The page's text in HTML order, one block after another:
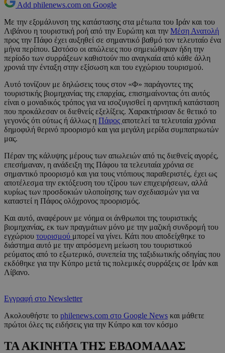
Add philenews.com on Google
Με την εξομάλυνση της κατάστασης στα μέτωπα του Ιράν και του
Λιβάνου η τουριστική ροή από την Ευρώπη και την Μέση Ανατολή
προς την Πάφο έχει αυξηθεί σε σημαντικό βαθμό τον τελευταίο ένα
μήνα περίπου. Ωστόσο οι απώλειες που σημειώθηκαν ήδη την
περίοδο των συρράξεων καθιστούν πιο αναγκαία από κάθε άλλη
χρονιά την ένταξη στην εξίσωση και του εγχώριου τουρισμού.
Αυτό τονίζουν με δηλώσεις τους στον «Φ» παράγοντες της
τουριστικής βιομηχανίας της επαρχίας, επισημαίνοντας ότι αυτός
είναι ο μοναδικός τρόπος για να ισοζυγισθεί η αρνητική κατάσταση
που προκάλεσαν οι διεθνείς εξελίξεις. Χαρακτήρισαν δε θετικό το
γεγονός ότι ούτως ή άλλως η Πάφος αποτελεί τα τελευταία χρόνια
δημοφιλή θερινό προορισμό και για μεγάλη μερίδα συμπατριωτών
μας.
Πέραν της κάλυψης μέρους των απωλειών από τις διεθνείς αγορές,
επεσήμαναν, η ανάδειξη της Πάφου τα τελευταία χρόνια σε
σημαντικό προορισμό και για τους ντόπιους παραθεριστές, έχει ως
αποτέλεσμα την εκτόξευση του τζίρου των επιχειρήσεων, αλλά
κυρίως των προσδοκιών υλοποίησης των σχεδιασμών για να
καταστεί η Πάφος ολόχρονος προορισμός.
Και αυτό, αναφέρουν με νόημα οι άνθρωποι της τουριστικής
βιομηχανίας, εκ των πραγμάτων μόνο με την μαζική συνδρομή του
εγχώριου τουρισμού μπορεί να γίνει. Κάτι που αποδείχθηκε το
διάστημα αυτό με την απρόσμενη μείωση του τουριστικού
ρεύματος από το εξωτερικό, συνεπεία της ταξιδιωτικής οδηγίας που
εκδόθηκε για την Κύπρο μετά τις πολεμικές συρράξεις σε Ιράν και
Λίβανο.
Εγγραφή στο Newsletter
Ακολουθήστε το philenews.com στο Google News και μάθετε
πρώτοι όλες τις ειδήσεις για την Κύπρο και τον κόσμο
ΤΑ ΑΚΙΝΗΤΑ ΤΗΣ ΕΒΔΟΜΑΔΑΣ